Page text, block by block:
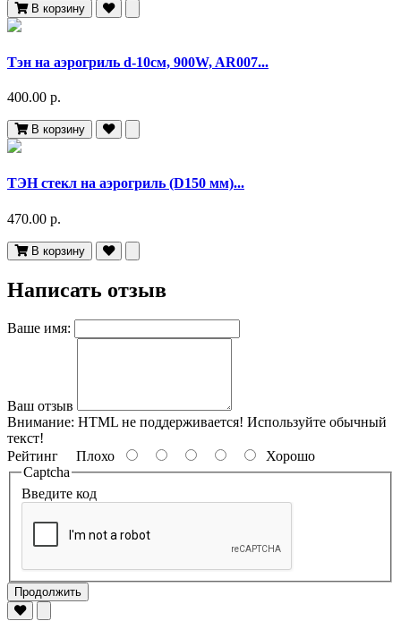
В корзину
Тэн на аэрогриль d-10см, 900W, AR007...
400.00 р.
В корзину
ТЭН стекл на аэрогриль (D150 мм)...
470.00 р.
В корзину
Написать отзыв
Ваше имя:
Ваш отзыв
Внимание: HTML не поддерживается! Используйте обычный
текст!
Рейтинг Плохо
Хорошо
Captcha
Введите код
Продолжить